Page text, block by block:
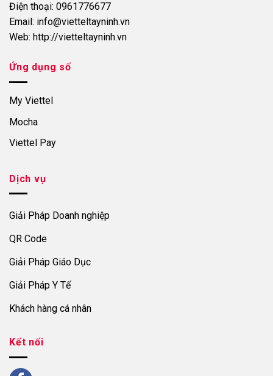
Điện thoại: 0961776677
Email: info@vietteltayninh.vn
Web: http://vietteltayninh.vn
Ứng dụng số
My Viettel
Mocha
Viettel Pay
Dịch vụ
Giải Pháp Doanh nghiệp
QR Code
Giải Pháp Giáo Dục
Giải Pháp Y Tế
Khách hàng cá nhân
Kết nối